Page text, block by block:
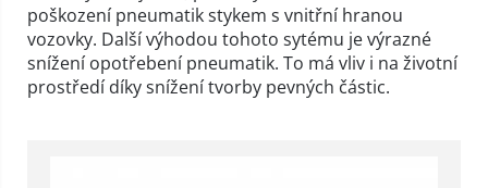
poškození pneumatik stykem s vnitřní hranou
vozovky. Další výhodou tohoto sytému je výrazné
snížení opotřebení pneumatik. To má vliv i na životní
prostředí díky snížení tvorby pevných částic.